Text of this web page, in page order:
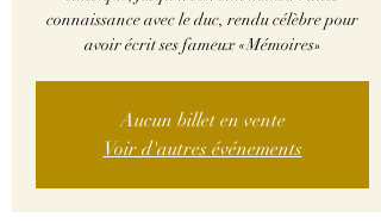
connaissance avec le duc, rendu célèbre pour
avoir écrit ses fameux «Mémoires»
Aucun billet en vente
Voir d'autres événements